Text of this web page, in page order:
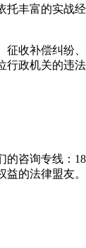
丰富的实战
收补偿纠纷
政机关的违
询专线：
的法律盟友。